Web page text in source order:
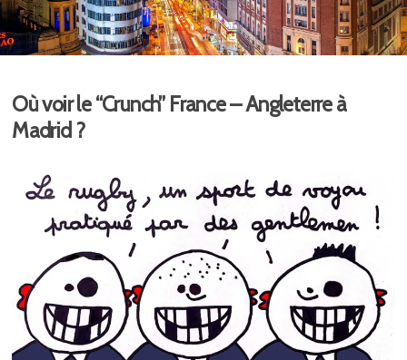
Où voir le “Crunch” France – Angleterre à
Madrid ?